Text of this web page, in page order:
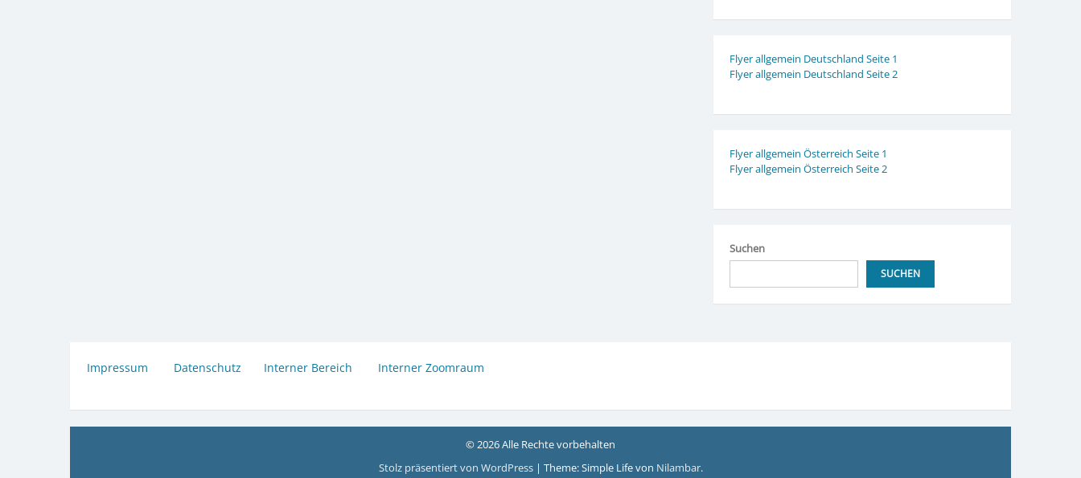
Flyer allgemein Deutschland Seite 1
Flyer allgemein Deutschland Seite 2
Flyer allgemein Österreich Seite 1
Flyer allgemein Österreich Seite 2
Suchen
SUCHEN
Impressum Datenschutz Interner Bereich Interner Zoomraum
© 2026 Alle Rechte vorbehalten
Stolz präsentiert von WordPress | Theme: Simple Life von Nilambar.